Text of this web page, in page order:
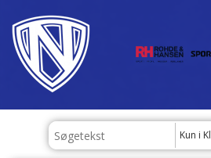
Kun i